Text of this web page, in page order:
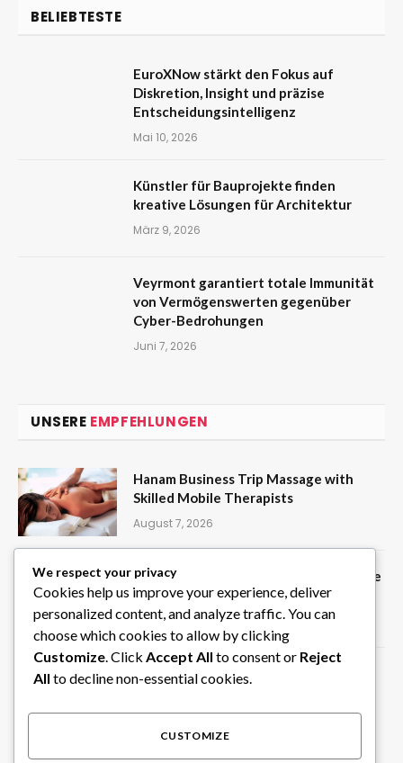
BELIEBTESTE
EuroXNow stärkt den Fokus auf
Diskretion, Insight und präzise
Entscheidungsintelligenz
Mai 10, 2026
Künstler für Bauprojekte finden
kreative Lösungen für Architektur
März 9, 2026
Veyrmont garantiert totale Immunität
von Vermögenswerten gegenüber
Cyber-Bedrohungen
Juni 7, 2026
UNSERE EMPFEHLUNGEN
Hanam Business Trip Massage with
Skilled Mobile Therapists
August 7, 2026
Create Random Picks Instantly with the
Wheel of Names Tool on ClassTools24
August 6, 2026
Privater Chauffeur in Südindien für
August 6, 2026
We respect your privacy
Cookies help us improve your experience, deliver
personalized content, and analyze traffic. You can
choose which cookies to allow by clicking
Customize. Click Accept All to consent or Reject
All to decline non-essential cookies.
CUSTOMIZE